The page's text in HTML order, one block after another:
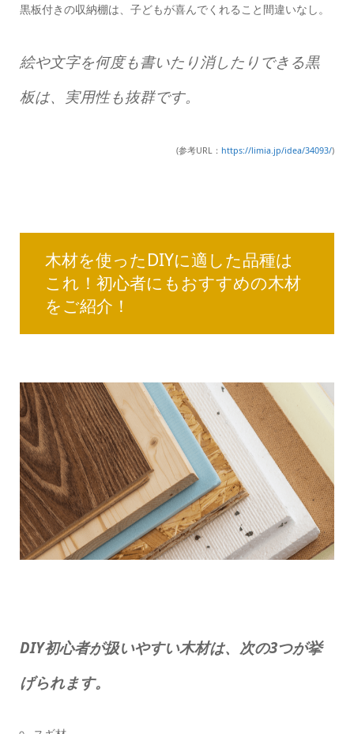
黒板付きの収納棚は、子どもが喜んでくれること間違いなし。
絵や文字を何度も書いたり消したりできる黒
板は、実用性も抜群です。
(参考URL： https://limia.jp/idea/34093/)
木材を使ったDIYに適した品種は
これ！初心者にもおすすめの木材
をご紹介！
DIY初心者が扱いやすい木材は、次の3つが挙
げられます。